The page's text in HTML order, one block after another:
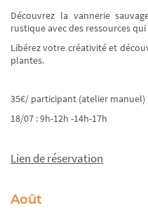
Découvrez la vannerie
rustique avec des ressources
Libérez votre créativité et
plantes.
35€/ participant (atelier manuel)
18/07 : 9h-12h -14h-17h
Lien de réservation
Août